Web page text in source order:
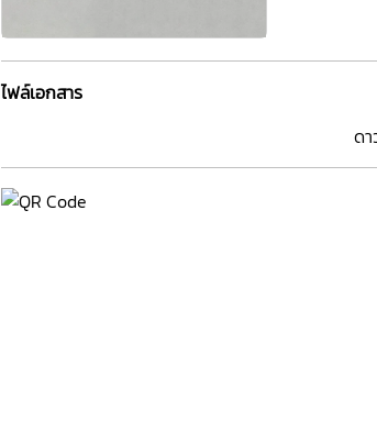
ไฟล์เอกสาร
ดา